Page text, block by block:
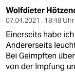
Wolfdieter
07.04.2021 , 18:48 Uhr
Einerseits habe
Andererseits
Bei Geimpften
von der Impfung